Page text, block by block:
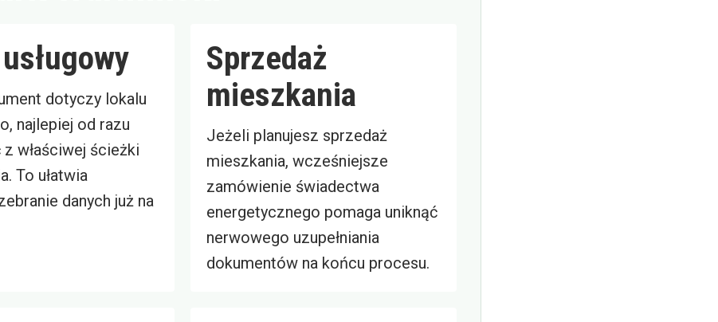
dotyczy lokalu
najlepiej od razu
właściwej ścieżki
To ułatwia
danych już na
Sprzedaż
mieszkania
Jeżeli planujesz sprzedaż
mieszkania, wcześniejsze
zamówienie świadectwa
energetycznego pomaga uniknąć
nerwowego uzupełniania
dokumentów na końcu procesu.